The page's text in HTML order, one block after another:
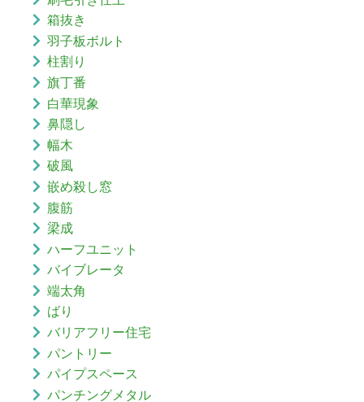
箱抜き
羽子板ボルト
柱割り
旗丁番
白華現象
鼻隠し
幅木
破風
嵌め殺し窓
腹筋
梁成
ハーフユニット
バイブレータ
端太角
ばり
バリアフリー住宅
パントリー
パイプスペース
パンチングメタル